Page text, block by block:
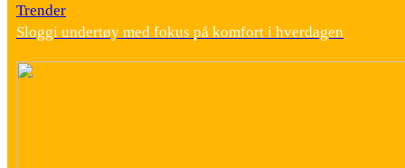
Trender
Sloggi undertøy med fokus på komfort i hverdagen